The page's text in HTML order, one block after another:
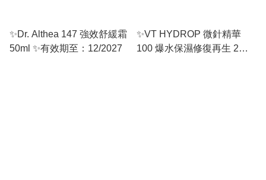
✨Dr. Althea 147 強效舒緩霜
50ml ✨有效期至：12/2027
✨VT HYDROP 微針精華
100 爆水保濕修復再生 2